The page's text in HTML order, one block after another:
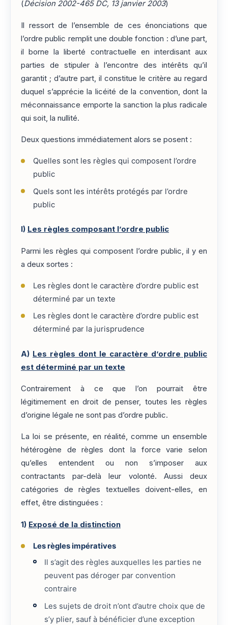
(Décision 2002-465 DC, 13 janvier 2003)
Il ressort de l’ensemble de ces énonciations que
l’ordre public remplit une double fonction : d’une part,
il borne la liberté contractuelle en interdisant aux
parties de stipuler à l’encontre des intérêts qu’il
garantit ; d’autre part, il constitue le critère au regard
duquel s’apprécie la licéité de la convention, dont la
méconnaissance emporte la sanction la plus radicale
qui soit, la nullité.
Deux questions immédiatement alors se posent :
Quelles sont les règles qui composent l’ordre
public
Quels sont les intérêts protégés par l’ordre
public
I) Les règles composant l’ordre public
Parmi les règles qui composent l’ordre public, il y en
a deux sortes :
Les règles dont le caractère d’ordre public est
déterminé par un texte
Les règles dont le caractère d’ordre public est
déterminé par la jurisprudence
A) Les règles dont le caractère d’ordre public
est déterminé par un texte
Contrairement à ce que l’on pourrait être
légitimement en droit de penser, toutes les règles
d’origine légale ne sont pas d’ordre public.
La loi se présente, en réalité, comme un ensemble
hétérogène de règles dont la force varie selon
qu’elles entendent ou non s’imposer aux
contractants par-delà leur volonté. Aussi deux
catégories de règles textuelles doivent-elles, en
effet, être distinguées :
1) Exposé de la distinction
Les règles impératives
Il s’agit des règles auxquelles les parties ne
peuvent pas déroger par convention
contraire
Les sujets de droit n’ont d’autre choix que de
s’y plier, sauf à bénéficier d’une exception